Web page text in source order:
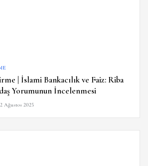
| İslami Bankacılık ve Faiz: Riba
Yasağının ve Çağdaş Yorumunun İncelenmesi
Ağustos 2025